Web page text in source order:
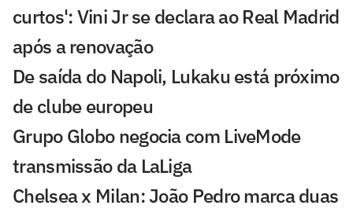
curtos': Vini Jr se declara ao Real Madrid
após a renovação
De saída do Napoli, Lukaku está próximo
de clube europeu
Grupo Globo negocia com LiveMode
transmissão da LaLiga
Chelsea x Milan: João Pedro marca duas